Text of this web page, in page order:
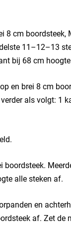
cm boordsteek,
11–12–13
bij 68 cm
en brei 8 cm
als volgt: 1
alle steken af.
en
af. Zet